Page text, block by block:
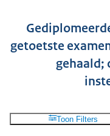
getoetste
gehaald;
Toon Filters